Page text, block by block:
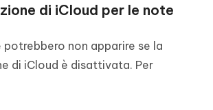
di iCloud per le note
non apparire se la
di iCloud è disattivata. Per